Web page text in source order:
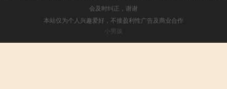
会及时纠正，谢谢
本站仅为个人兴趣爱好，不接盈利性广告及商业合作
小男孩